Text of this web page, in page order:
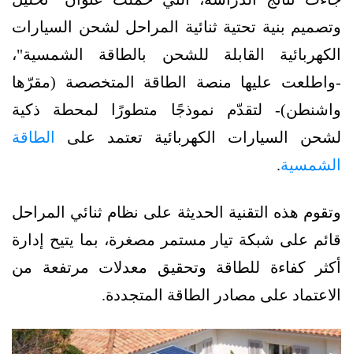
وتصميم بنية تحتية ثنائية المراحل لشحن السيارات
الكهربائية القابلة للشحن بالطاقة الشمسية"،
-واطلعت عليها منصة الطاقة المتخصصة (مقرّها
واشنطن)- لتقدّم نموذجًا متطورًا لمحطة ذكية
لشحن السيارات الكهربائية تعتمد على
الطاقة
الشمسية.
وتقوم هذه التقنية الحديثة على نظام ثنائي المراحل
قائم على شبكة تيار مستمر مصغرة، بما يتيح إدارة
أكثر كفاءة للطاقة وتحقيق معدلات مرتفعة من
الاعتماد على مصادر الطاقة المتجددة.